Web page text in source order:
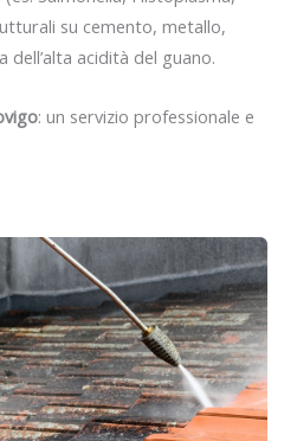
su cemento, metallo,
dell’alta acidità del guano.
: un servizio professionale e